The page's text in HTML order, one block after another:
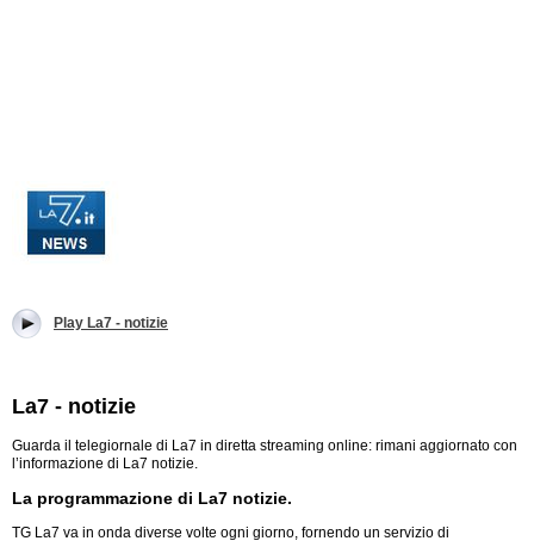
Play La7 - notizie
La7 - notizie
Guarda il telegiornale di La7 in diretta streaming online: rimani aggiornato con
l’informazione di La7 notizie.
La programmazione di La7 notizie.
TG La7 va in onda diverse volte ogni giorno, fornendo un servizio di